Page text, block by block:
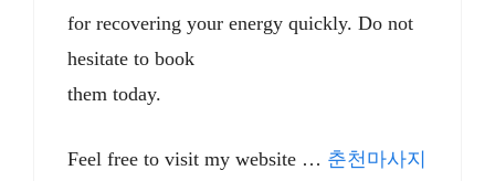
for recovering your energy quickly. Do not
hesitate to book
them today.
Feel free to visit my website … 춘천마사지